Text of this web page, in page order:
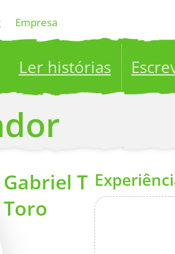
Empresa
Ler histórias
your stories to a global
Gabriel T
Toro